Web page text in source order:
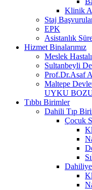
Klinik
Staj
EPK
Asistanlık
Hizmet Binalarımız
Meslek
Sultanbeyli
Prof.Dr.Asaf
Maltepe
UYKU
Tıbbı Birimler
Dahili Tıp
Çocuk